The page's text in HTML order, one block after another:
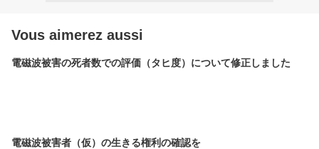
Vous aimerez aussi
電磁波被害の死者数での評価（タヒ度）について修正しました
電磁波被害者（仮）の生きる権利の確認を